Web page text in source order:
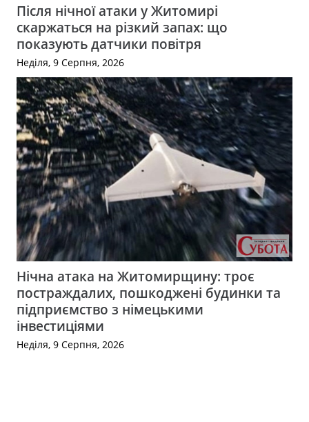
Після нічної атаки у Житомирі
скаржаться на різкий запах: що
показують датчики повітря
Неділя, 9 Серпня, 2026
Нічна атака на Житомирщину: троє
постраждалих, пошкоджені будинки та
підприємство з німецькими
інвестиціями
Неділя, 9 Серпня, 2026